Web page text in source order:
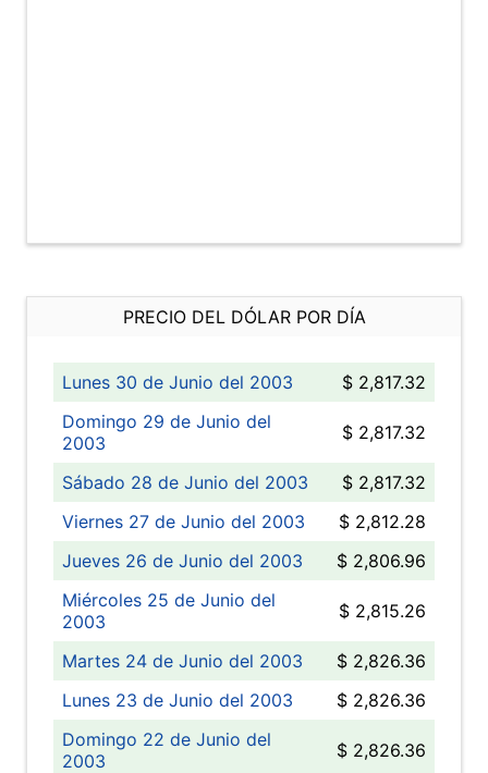
PRECIO DEL DÓLAR POR DÍA
Lunes 30 de Junio del 2003
$ 2,817.32
Domingo 29 de Junio del
2003
$ 2,817.32
Sábado 28 de Junio del 2003
$ 2,817.32
Viernes 27 de Junio del 2003
$ 2,812.28
Jueves 26 de Junio del 2003
$ 2,806.96
Miércoles 25 de Junio del
2003
$ 2,815.26
Martes 24 de Junio del 2003
$ 2,826.36
Lunes 23 de Junio del 2003
$ 2,826.36
Domingo 22 de Junio del
2003
$ 2,826.36